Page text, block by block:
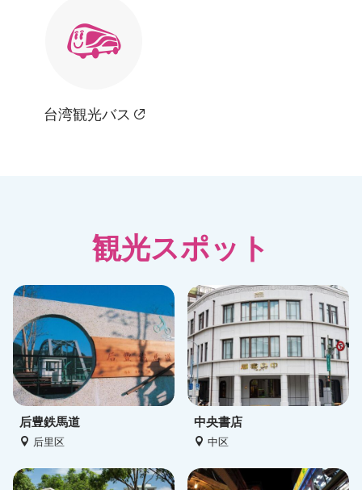
台湾観光バス
観光スポット
后豊鉄馬道
后里区
中央書店
中区